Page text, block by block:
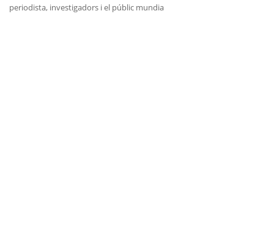
periodista, investigadors i el públic mundia